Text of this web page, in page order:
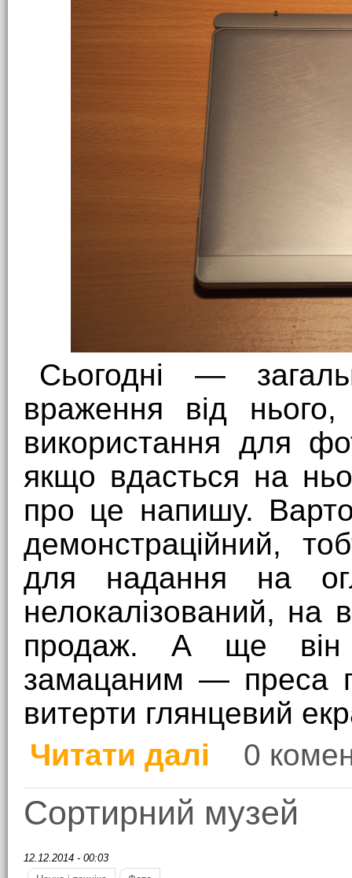
Сьогодні —
враження від
використання для
якщо вдасться на
про це напишу.
демонстраційний,
для надання на
нелокалізований, на
продаж. А ще він
замацаним — преса
витерти глянцевий
Читати далі
про Огляду допис
0
Сортирний музей
12.12.2014 - 00:03